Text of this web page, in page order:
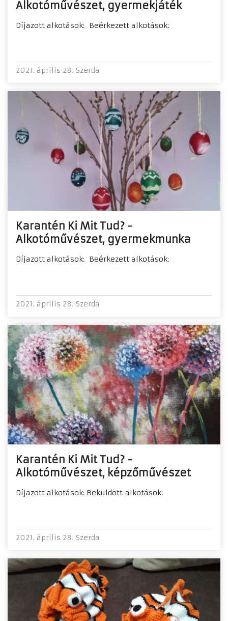
Alkotóművészet, gyermekjáték
Díjazott alkotások: Beérkezett alkotások:
2021. április 28. Szerda
Karantén Ki Mit Tud? -
Alkotóművészet, gyermekmunka
Díjazott alkotások: Beérkezett alkotások:
2021. április 28. Szerda
Karantén Ki Mit Tud? -
Alkotóművészet, képzőművészet
Díjazott alkotások: Beküldött alkotások:
2021. április 28. Szerda